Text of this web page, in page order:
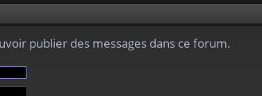
publier des messages dans ce forum.